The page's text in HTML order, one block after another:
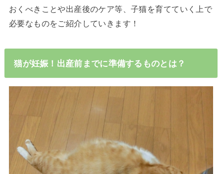
おくべきことや出産後のケア等、子猫を育てていく上で
必要なものをご紹介していきます！
猫が妊娠！出産前までに準備するものとは？